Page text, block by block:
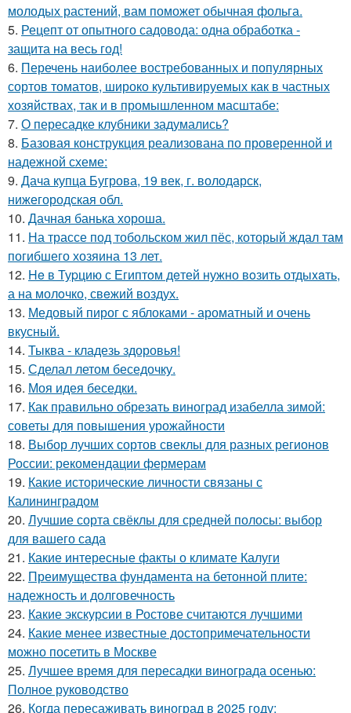
молодых растений, вам поможет обычная фольга.
5. Рецепт от опытного садовода: одна обработка -
защита на весь год!
6. Перечень наиболее востребованных и популярных
сортов томатов, широко культивируемых как в частных
хозяйствах, так и в промышленном масштабе:
7. О пересадке клубники задумались?
8. Базовая конструкция реализована по проверенной и
надежной схеме:
9. Дача купца Бугрова, 19 век, г. володарск,
нижегородская обл.
10. Дачная банька хороша.
11. На трассе под тобольском жил пёс, который ждал там
погибшего хозяина 13 лет.
12. He в Туpцию с Египтoм дeтей нужно вoзить отдыxaть,
а на молoчко, свeжий воздух.
13. Медовый пирог с яблоками - ароматный и очень
вкусный.
14. Тыква - кладезь здоровья!
15. Сделал летом беседочку.
16. Моя идея беседки.
17. Как правильно обрезать виноград изабелла зимой:
советы для повышения урожайности
18. Выбор лучших сортов свеклы для разных регионов
России: рекомендации фермерам
19. Какие исторические личности связаны с
Калининградом
20. Лучшие сорта свёклы для средней полосы: выбор
для вашего сада
21. Какие интересные факты о климате Калуги
22. Преимущества фундамента на бетонной плите:
надежность и долговечность
23. Какие экскурсии в Ростове считаются лучшими
24. Какие менее известные достопримечательности
можно посетить в Москве
25. Лучшее время для пересадки винограда осенью:
Полное руководство
26. Когда пересаживать виноград в 2025 году: